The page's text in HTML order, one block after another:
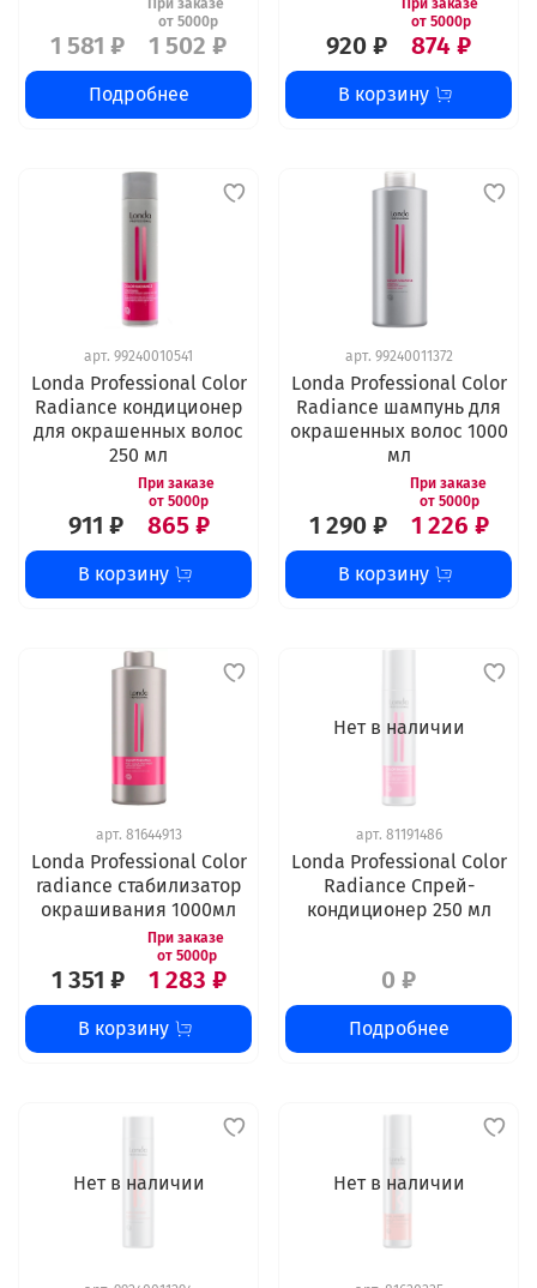
1 581 ₽ 1 502 ₽
Подробнее
920 ₽ 874 ₽
В корзину
арт. 99240010541
Londa Professional Color
Radiance кондиционер
для окрашенных волос
250 мл
911 ₽ 865 ₽
В корзину
арт. 99240011372
Londa Professional Color
Radiance шампунь для
окрашенных волос 1000
мл
1 290 ₽ 1 226 ₽
В корзину
арт. 81644913
Londa Professional Color
radiance стабилизатор
окрашивания 1000мл
1 351 ₽ 1 283 ₽
В корзину
Нет в наличии
арт. 81191486
Londa Professional Color
Radiance Спрей-
кондиционер 250 мл
0 ₽
Подробнее
Нет в наличии Нет в наличии